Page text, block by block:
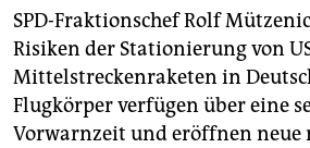
SPD-Fraktionschef Rolf
Risiken der Stationierung von
Mittelstreckenraketen in
Flugkörper verfügen über eine
Vorwarnzeit und eröffnen